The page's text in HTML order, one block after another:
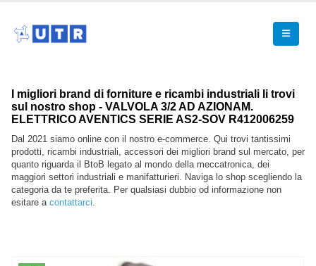
I migliori brand di forniture e ricambi industriali li trovi
sul nostro shop - VALVOLA 3/2 AD AZIONAM.
ELETTRICO AVENTICS SERIE AS2-SOV R412006259
Dal 2021 siamo online con il nostro e-commerce. Qui trovi tantissimi
prodotti, ricambi industriali, accessori dei migliori brand sul mercato, per
quanto riguarda il BtoB legato al mondo della meccatronica, dei
maggiori settori industriali e manifatturieri. Naviga lo shop scegliendo la
categoria da te preferita. Per qualsiasi dubbio od informazione non
esitare a contattarci.